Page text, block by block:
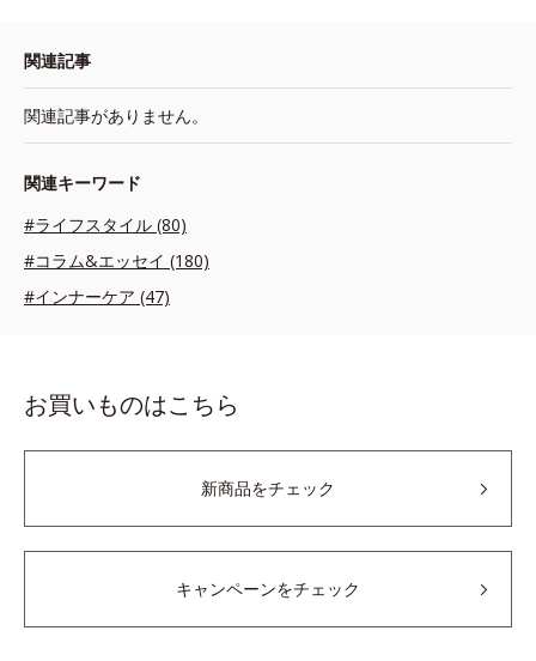
関連記事
関連記事がありません。
関連キーワード
#ライフスタイル (80)
#コラム&エッセイ (180)
#インナーケア (47)
お買いものはこちら
新商品をチェック
キャンペーンをチェック